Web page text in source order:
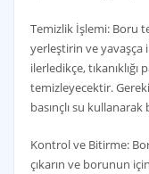
Temizlik İşlemi: Boru
yerleştirin ve
ilerledikçe,
temizleyecektir.
basınçlı su
Kontrol ve Bitirme:
çıkarın ve borunun